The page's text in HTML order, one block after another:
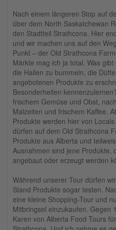
Nach einem längeren Stop auf
über dem North Saskatchewan
den Stadtteil Strathcona. Hier
und wir machen uns auf den
Punkt – der Old Strathcona
Märkte mag ich ja total. Was
die Hallen zu bummeln, die
angebotenen Produkte zu
Besonderheiten
frischem Gemüse und Obst,
Malzeiten und frischem Kaffee.
Produkte werden hier von
dürfen auf dem Old Strathcona
Produkte aus Alberta und
Ausnahmen sind jene Produkte,
angebaut oder erzeugt werden
Während unserer Tour dürfen
Stand Produkte sogar testen.
eine kleine Shopping-Tour und
Mitbringsel einzukaufen. Gegen
Karen von Alberta Food Tours